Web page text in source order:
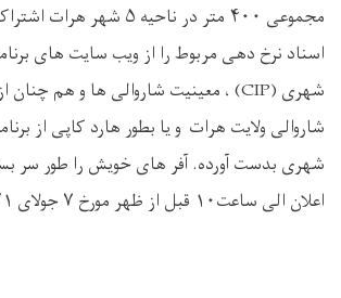
مجموعی ۴۰۰ متر در ناحیه ۵ شهر هرات
اسناد نرخ دهی مربوط را از ویب سایت های
شهری (CIP)
، معینیت شاروالی ها و هم چنان
شاروالی ولایت هرات و یا بطور هارد کاپی از
شهری بدست آورده. آفر های خویش را طور سر
اعلان الی ساعت۱۰ قبل از ظهر مورخ ۷جولای